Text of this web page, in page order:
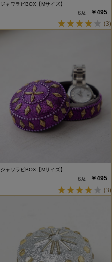
ジャワラビBOX【Mサイズ】
￥495
(3)
ジャワラビBOX【Mサイズ】
￥495
(3)